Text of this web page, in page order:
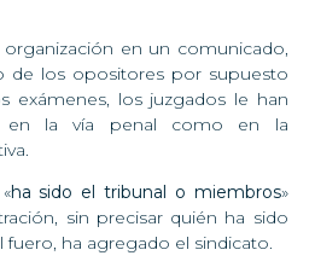
en un comunicado,
de los opositores por supuesto
exámenes, los juzgados le han
en la vía penal como en la
ha sido el tribunal o miembros»
sin precisar quién ha sido
ha agregado el sindicato.